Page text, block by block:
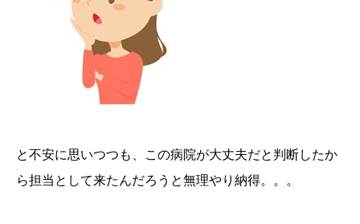
と不安に思いつつも、この病院が大丈夫だと判断したか
ら担当として来たんだろうと無理やり納得。。。